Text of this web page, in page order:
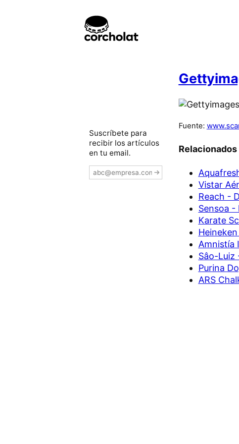
Fuente:
Relacionados
Vistar
Reach -
Sensoa -
Karate
Amnistía
Sâo-Luiz
Purina
ARS
Suscríbete para
recibir los artículos
en tu email.